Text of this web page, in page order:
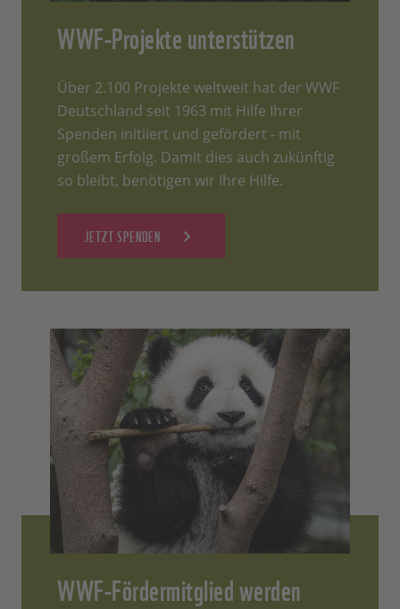
WWF-Projekte unterstützen
Über 2.100 Projekte weltweit hat der WWF
Deutschland seit 1963 mit Hilfe Ihrer
Spenden initiiert und gefördert - mit
großem Erfolg. Damit dies auch zukünftig
so bleibt, benötigen wir Ihre Hilfe.
JETZT SPENDEN
WWF-Fördermitglied werden